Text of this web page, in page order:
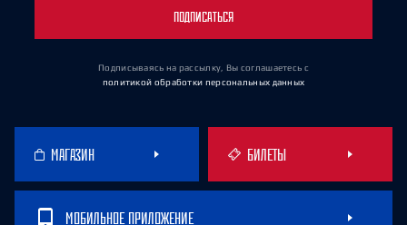
ПОДПИСАТЬСЯ
Подписываясь на рассылку, Вы соглашаетесь с
политикой обработки персональных данных
МАГАЗИН БИЛЕТЫ
МОБИЛЬНОЕ ПРИЛОЖЕНИЕ